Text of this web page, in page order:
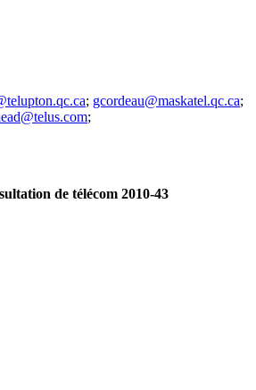
; gcordeau@maskatel.qc.ca;
;
de télécom 2010-43